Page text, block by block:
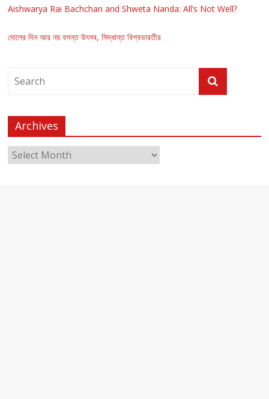
Aishwarya Rai Bachchan and Shweta Nanda: All’s Not Well?
দোলের দিন আর নয় বসন্ত উৎসব, সিদ্ধান্ত বিশ্বভারতীর
Archives